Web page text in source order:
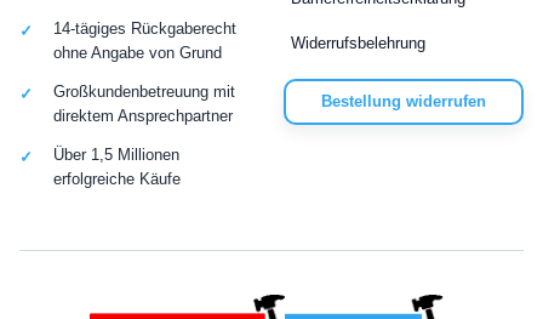
Widerrufsbelehrung
Bestellung widerrufen
14-tägiges Rückgaberecht
ohne Angabe von Grund
Großkundenbetreuung mit
direktem Ansprechpartner
Über 1,5 Millionen
erfolgreiche Käufe